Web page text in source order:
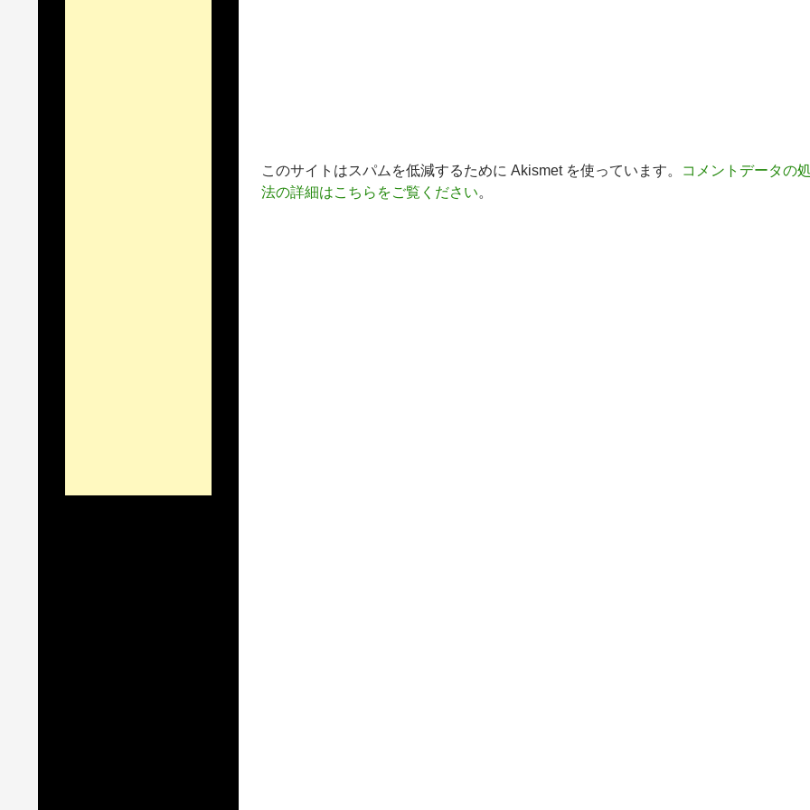
このサイトはスパムを低減するために Akismet を使っています。
コメントデータの
法の詳細はこちらをご覧ください。